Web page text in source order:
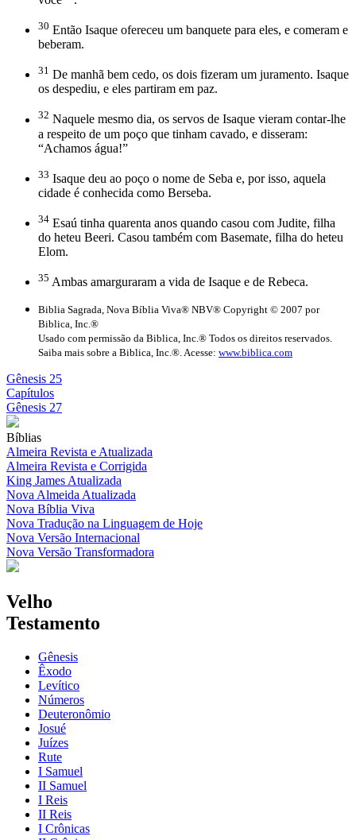
30 Então Isaque ofereceu um banquete para eles, e comeram e
beberam.
31 De manhã bem cedo, os dois fizeram um juramento. Isaque
os despediu, e eles partiram em paz.
32 Naquele mesmo dia, os servos de Isaque vieram contar-lhe
a respeito de um poço que tinham cavado, e disseram:
“Achamos água!”
33 Isaque deu ao poço o nome de Seba e, por isso, aquela
cidade é conhecida como Berseba.
34 Esaú tinha quarenta anos quando casou com Judite, filha
do heteu Beeri. Casou também com Basemate, filha do heteu
Elom.
35 Ambas amarguraram a vida de Isaque e de Rebeca.
Biblia Sagrada, Nova Bíblia Viva® NBV® Copyright © 2007 por
Biblica, Inc.®
Usado com permissão da Biblica, Inc.® Todos os direitos reservados.
Saiba mais sobre a Biblica, Inc.®. Acesse: www.biblica.com
Gênesis 25
Capítulos
Gênesis 27
Bíblias
Almeira Revista e Atualizada
Almeira Revista e Corrigida
King James Atualizada
Nova Almeida Atualizada
Nova Bíblia Viva
Nova Tradução na Linguagem de Hoje
Nova Versão Internacional
Nova Versão Transformadora
Velho
Testamento
Gênesis
Êxodo
Levítico
Números
Deuteronômio
Josué
Juízes
Rute
I Samuel
II Samuel
I Reis
II Reis
I Crônicas